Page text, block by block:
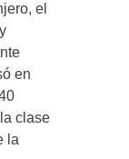
el
en
clase
la